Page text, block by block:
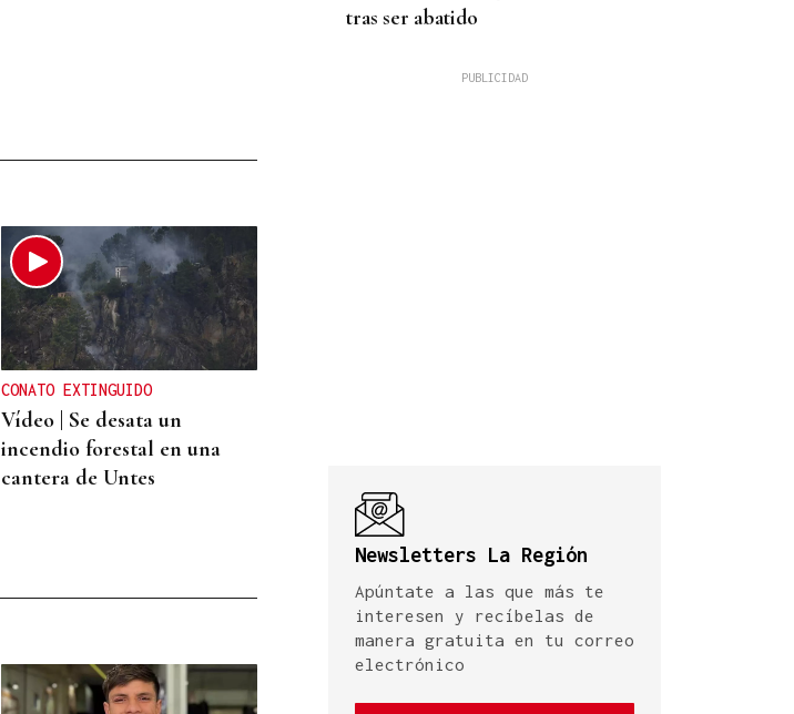
CONATO EXTINGUIDO
Vídeo | Se desata un
incendio forestal en una
cantera de Untes
tras ser abatido
Newsletters La Región
Apúntate a las que más te
interesen y recíbelas de
manera gratuita en tu correo
electrónico